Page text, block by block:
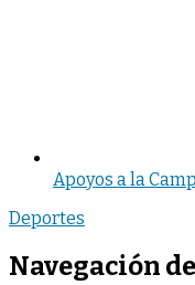
Apoyos a la
Deportes
Navegación